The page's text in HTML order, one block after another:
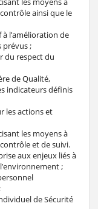
ainsi que le
l’amélioration de
prévus ;
du respect du
de Qualité,
indicateurs définis
les actions et
les moyens à
et de suivi.
aux enjeux liés à
;
de Sécurité